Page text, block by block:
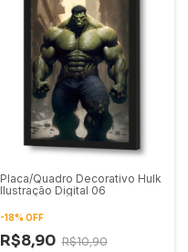
Placa/Quadro Decorativo Hulk
Ilustração Digital 06
-18% OFF
R$8,90 R$10,90